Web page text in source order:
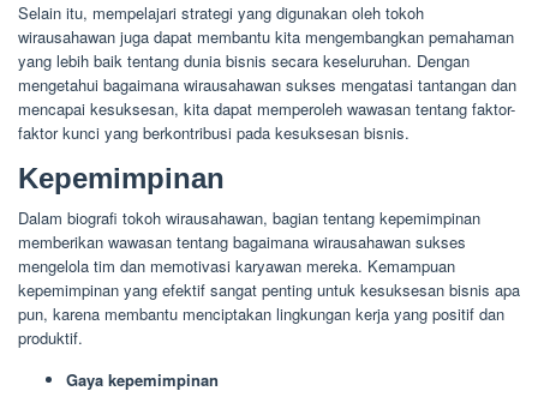
Selain itu, mempelajari strategi yang digunakan oleh tokoh
wirausahawan juga dapat membantu kita mengembangkan pemahaman
yang lebih baik tentang dunia bisnis secara keseluruhan. Dengan
mengetahui bagaimana wirausahawan sukses mengatasi tantangan dan
mencapai kesuksesan, kita dapat memperoleh wawasan tentang faktor-
faktor kunci yang berkontribusi pada kesuksesan bisnis.
Kepemimpinan
Dalam biografi tokoh wirausahawan, bagian tentang kepemimpinan
memberikan wawasan tentang bagaimana wirausahawan sukses
mengelola tim dan memotivasi karyawan mereka. Kemampuan
kepemimpinan yang efektif sangat penting untuk kesuksesan bisnis apa
pun, karena membantu menciptakan lingkungan kerja yang positif dan
produktif.
Gaya kepemimpinan